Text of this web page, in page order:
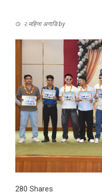
२ महिना अगाडिby
280 Shares